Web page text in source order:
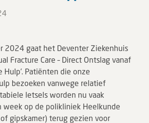
2024 gaat het Deventer Ziekenhuis
Fracture Care – Direct Ontslag vanaf
Hulp’. Patiënten die onze
bezoeken vanwege relatief
letsels worden nu vaak
week op de polikliniek Heelkunde
gipskamer) terug gezien voor